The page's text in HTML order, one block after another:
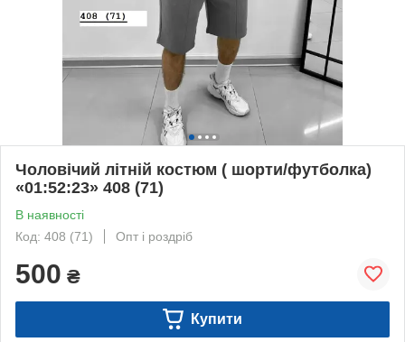
Чоловічий літній костюм ( шорти/футболка)
«01:52:23» 408 (71)
В наявності
Код: 408 (71)
Опт і роздріб
500 ₴
Купити